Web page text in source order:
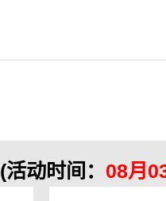
(活动时间： 08月